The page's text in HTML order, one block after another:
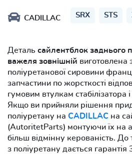
CADILLAC SRX STS
Деталь сайлентблок заднього
важеля зовнішній виготовлена
поліуретанової сировини
запчастини по жорсткості
гумовим втулкам
Якщо ви прийняли рішення
поліуретану на CADILLAC на
(AutoritetParts) монтуючи їх на
більш відмінну керованість.
з поліуретану дається